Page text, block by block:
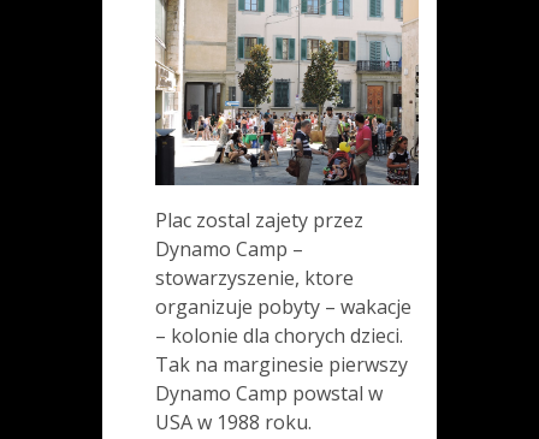
Plac zostal zajety przez
Dynamo Camp –
stowarzyszenie, ktore
organizuje pobyty – wakacje
– kolonie dla chorych dzieci.
Tak na marginesie pierwszy
Dynamo Camp powstal w
USA w 1988 roku.